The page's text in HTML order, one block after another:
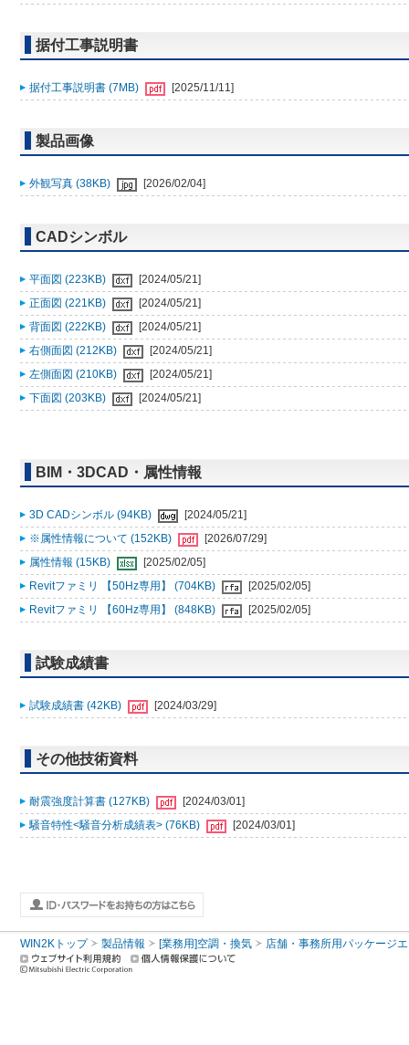
据付工事説明書
据付工事説明書 (7MB) [2025/11/11]
製品画像
外観写真 (38KB) [2026/02/04]
CADシンボル
平面図 (223KB)
[2024/05/21]
正面図 (221KB)
[2024/05/21]
背面図 (222KB)
[2024/05/21]
右側面図 (212KB)
[2024/05/21]
左側面図 (210KB)
[2024/05/21]
下面図 (203KB)
[2024/05/21]
BIM・3DCAD・属性情報
3D CADシンボル (94KB)
[2024/05/21]
※属性情報について (152KB)
[2026/07/29]
属性情報 (15KB)
[2025/02/05]
Revitファミリ 【50Hz専用】 (704KB)
[2025/02/05]
Revitファミリ 【60Hz専用】 (848KB)
[2025/02/05]
試験成績書
試験成績書 (42KB) [2024/03/29]
その他技術資料
耐震強度計算書 (127KB)
[2024/03/01]
騒音特性<騒音分析成績表> (76KB)
[2024/03/01]
WIN2Kトップ 製品情報 [業務用]空調・換気 店舗・事務所用パッケージ